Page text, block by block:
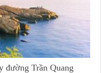
đường Trần Quang